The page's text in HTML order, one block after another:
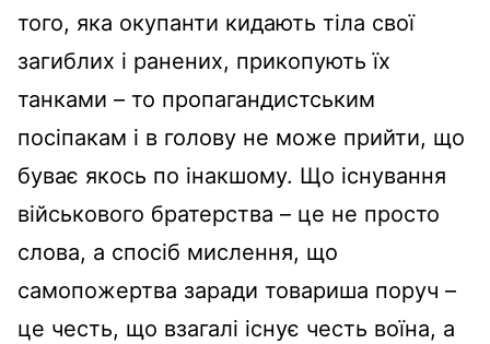
того, яка окупанти кидають тіла свої
загиблих і ранених, прикопують їх
танками – то пропагандистським
посіпакам і в голову не може прийти, що
буває якось по інакшому. Що існування
військового братерства – це не просто
слова, а спосіб мислення, що
самопожертва заради товариша поруч –
це честь, що взагалі існує честь воїна, а